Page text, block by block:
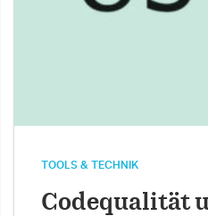
TOOLS & TECHNIK
Codequalität